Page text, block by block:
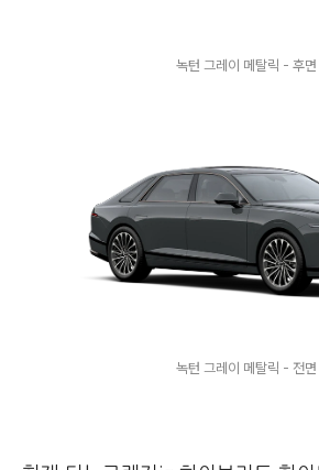
녹턴 그레이 메탈릭 - 후면
녹턴 그레이 메탈릭 - 전면